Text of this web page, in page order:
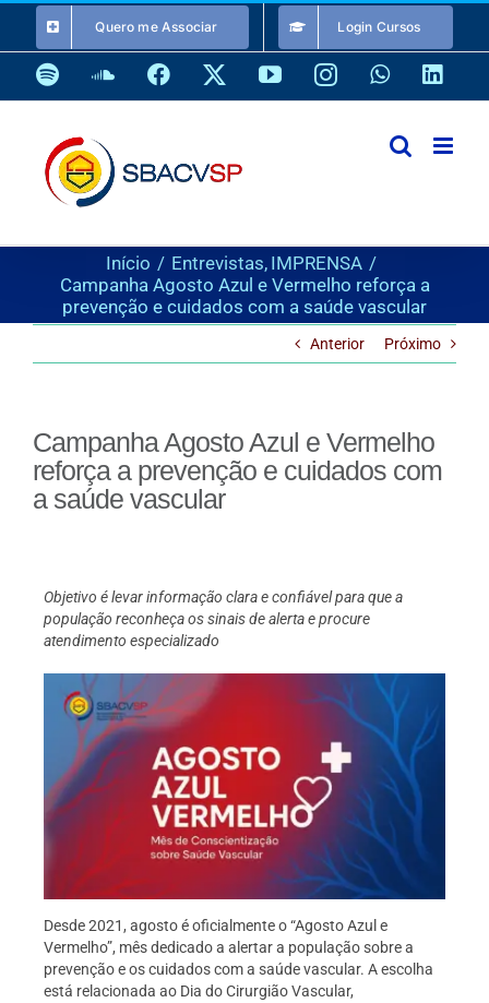
o
conteúdo
Quero me Associar Login Cursos
SpotifySoundCloud
Facebook YouTubeInstagramWhatsApp
Início Entrevistas IMPRENSA
Campanha Agosto Azul e Vermelho reforça a
prevenção e cuidados com a saúde vascular
Anterior Próximo
Campanha Agosto Azul e Vermelho
reforça a prevenção e cuidados com
a saúde vascular
Objetivo é levar informação clara e confiável para que a
população reconheça os sinais de alerta e procure
atendimento especializado
Desde 2021, agosto é oficialmente o “Agosto Azul e
Vermelho”, mês dedicado a alertar a população sobre a
prevenção e os cuidados com a saúde vascular. A escolha
está relacionada ao Dia do Cirurgião Vascular,